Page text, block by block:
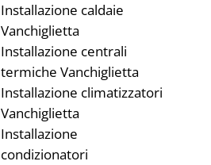
Installazione caldaie
Vanchiglietta
Installazione centrali
termiche Vanchiglietta
Installazione climatizzatori
Vanchiglietta
Installazione
condizionatori